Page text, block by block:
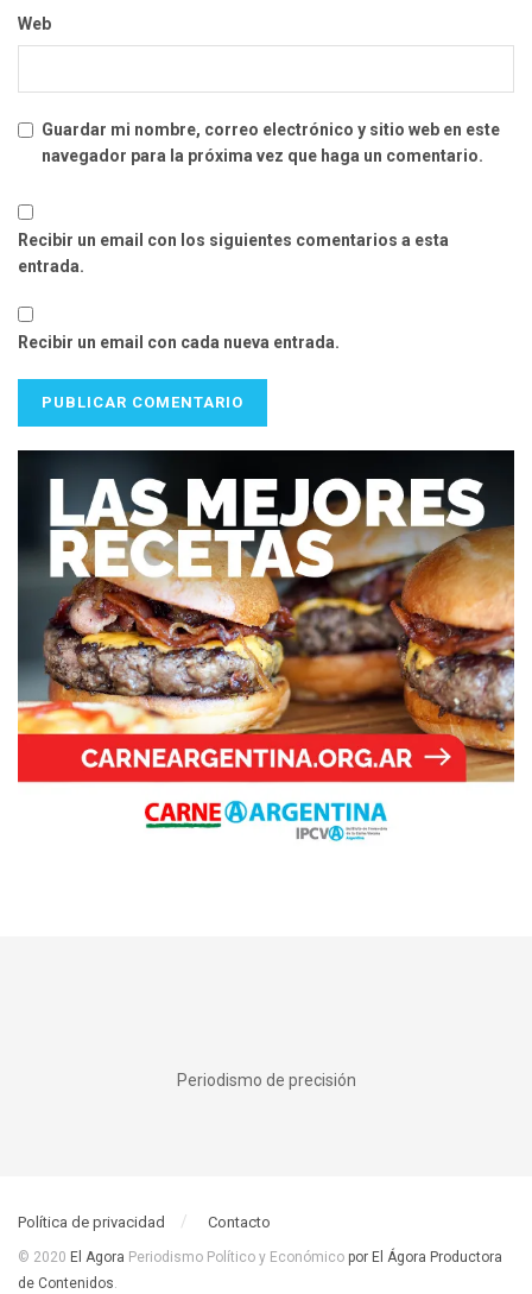
Web
Guardar mi nombre, correo electrónico y sitio web en este
navegador para la próxima vez que haga un comentario.
Recibir un email con los siguientes comentarios a esta
entrada.
Recibir un email con cada nueva entrada.
Periodismo de precisión
Política de privacidad Contacto
© 2020 El Agora Periodismo Político y Económico por El Ágora Productora
de Contenidos